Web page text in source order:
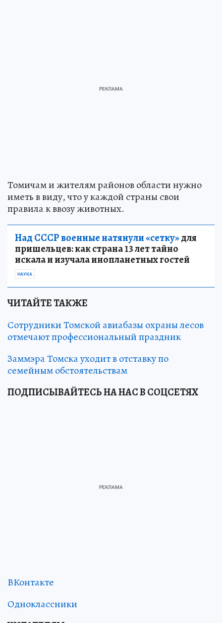
Томичам и жителям районов области нужно
иметь в виду, что у каждой страны свои
правила к ввозу животных.
Над СССР военные натянули «сетку»для
пришельцев: как страна 13 лет тайно
искала и изучала инопланетных гостей
НАУКА
ЧИТАЙТЕ ТАКЖЕ
Сотрудники Томской авиабазы охраны лесов
отмечают профессиональный праздник
Заммэра Томска уходит в отставку по
семейным обстоятельствам
ПОДПИСЫВАЙТЕСЬ НА НАС В СОЦСЕТЯХ
ВКонтакте
Одноклассники